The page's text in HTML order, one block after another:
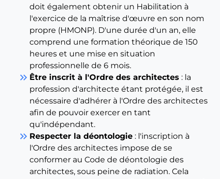
doit également obtenir un Habilitation à
l'exercice de la maîtrise d'œuvre en son nom
propre (HMONP). D'une durée d'un an, elle
comprend une formation théorique de 150
heures et une mise en situation
professionnelle de 6 mois.
keyboard_double_arrow_right Être inscrit à l'Ordre des architectes : la
profession d'architecte étant protégée, il est
nécessaire d'adhérer à l'Ordre des architectes
afin de pouvoir exercer en tant
qu'indépendant.
keyboard_double_arrow_right Respecter la déontologie : l'inscription à
l'Ordre des architectes impose de se
conformer au Code de déontologie des
architectes, sous peine de radiation. Cela